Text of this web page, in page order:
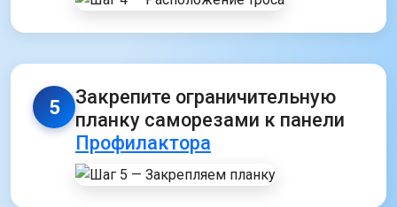
5
Закрепите ограничительную
планку саморезами к панели
Профилактора